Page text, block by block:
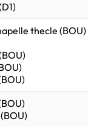
thecle (BOU)